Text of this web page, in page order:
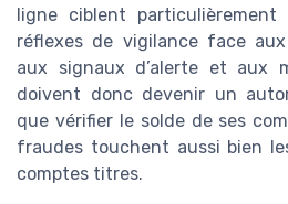
ligne ciblent
réflexes de vigilance face
aux signaux d’alerte et aux
doivent donc devenir un
que vérifier le solde de ses
fraudes touchent aussi bien
comptes titres.